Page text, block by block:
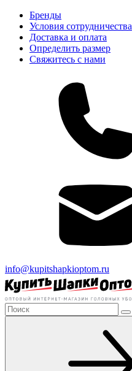
Бренды
Условия сотрудничества
Доставка и оплата
Определить размер
Свяжитесь с нами
info@kupitshapkioptom.ru